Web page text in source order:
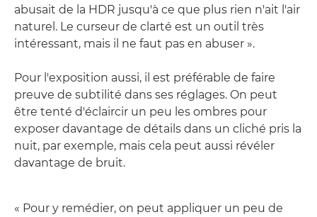
abusait de la HDR jusqu'à ce que plus rien n'ait l'air
naturel. Le curseur de clarté est un outil très
intéressant, mais il ne faut pas en abuser ».
Pour l'exposition aussi, il est préférable de faire
preuve de subtilité dans ses réglages. On peut
être tenté d'éclaircir un peu les ombres pour
exposer davantage de détails dans un cliché pris la
nuit, par exemple, mais cela peut aussi révéler
davantage de bruit.
« Pour y remédier, on peut appliquer un peu de